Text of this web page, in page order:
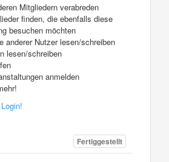
Mitgliedern verabreden
finden, die ebenfalls diese
besuchen möchten
anderer Nutzer lesen/schreiben
lesen/schreiben
anmelden
Login!
Fertiggestellt